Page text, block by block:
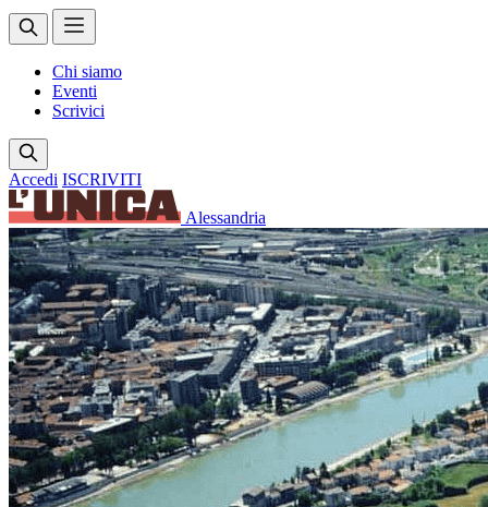
Chi siamo
Eventi
Scrivici
Accedi ISCRIVITI
Alessandria